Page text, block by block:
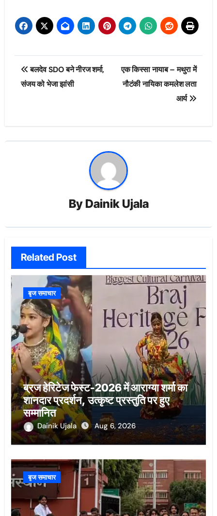
Post
navigation
बलदेव SDO बने नीरज शर्मा,
संजय को भेजा झांसी
एक किस्सा नायाब – मथुरा में
नौटंकी नायिका कमलेश लता
आर्य
By Dainik Ujala
Related Post
बृज समाचार
ब्रज हेरिटेज फेस्ट-2026 में आराग्या शर्मा का
शानदार प्रदर्शन, उत्कृष्ट प्रस्तुति पर हुए
सम्मानित
Dainik Ujala Aug 6, 2026
बृज समाचार